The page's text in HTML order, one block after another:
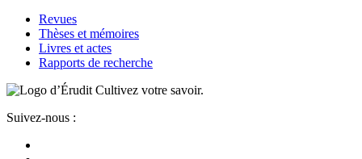
Revues
Thèses et mémoires
Livres et actes
Rapports de recherche
Cultivez votre savoir.
Suivez-nous :